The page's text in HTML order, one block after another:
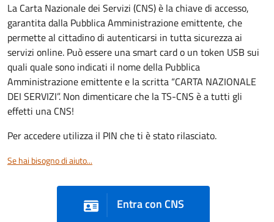
La Carta Nazionale dei Servizi (CNS) è la chiave di accesso,
garantita dalla Pubblica Amministrazione emittente, che
permette al cittadino di autenticarsi in tutta sicurezza ai
servizi online. Può essere una smart card o un token USB sui
quali quale sono indicati il nome della Pubblica
Amministrazione emittente e la scritta “CARTA NAZIONALE
DEI SERVIZI”. Non dimenticare che la TS-CNS è a tutti gli
effetti una CNS!
Per accedere utilizza il PIN che ti è stato rilasciato.
Se hai bisogno di aiuto...
Entra con CNS